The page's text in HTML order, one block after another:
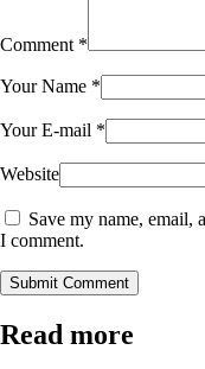
Comment *
Your Name *
Your E-mail *
Website
Save my name, email,
I comment.
Submit Comment
Read more